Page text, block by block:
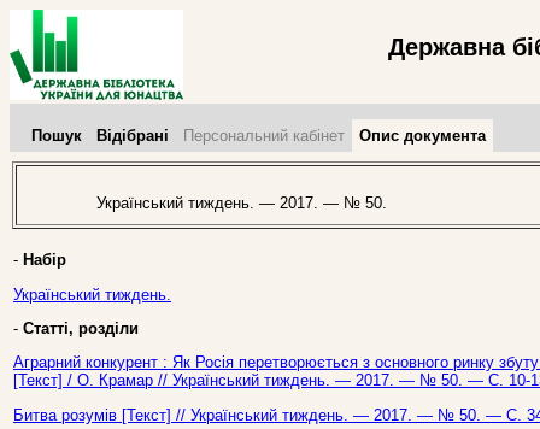
Державна
Пошук Відібрані Персональний кабінет Опис документа
Український тиждень. — 2017. — № 50.
- Набір
Український тиждень.
- Статті, розділи
Аграрний конкурент : Як Росія перетворюється з основного ринку
[Текст] / О. Крамар // Український тиждень. — 2017. — № 50. — С. 10-
Битва розумів [Текст] // Український тиждень. — 2017. — № 50. — С.